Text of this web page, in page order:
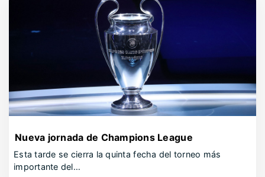
Nueva jornada de Champions League
Esta tarde se cierra la quinta fecha del torneo más
importante del…